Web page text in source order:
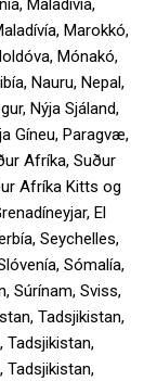
Maladívía,
Marokkó,
Mónakó,
Nauru, Nepal,
Nýja Sjáland,
Gíneu, Paragvæ,
Afríka, Suður
Afríka Kitts og
El
Seychelles,
Sómalía,
Súrínam, Sviss,
Tadsjikistan,
Tadsjikistan,
Tadsjikistan,